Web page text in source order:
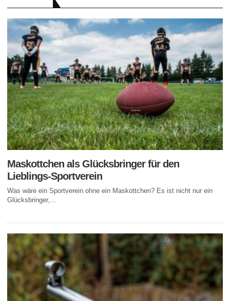
Maskottchen als Glücksbringer für den
Lieblings-Sportverein
Was wäre ein Sportverein ohne ein Maskottchen? Es ist nicht nur ein
Glücksbringer,...